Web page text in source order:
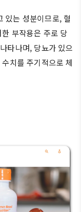
있는 성분이므로, 혈
부작용은 주로 당
타나며, 당뇨가 있으
치를 주기적으로 체